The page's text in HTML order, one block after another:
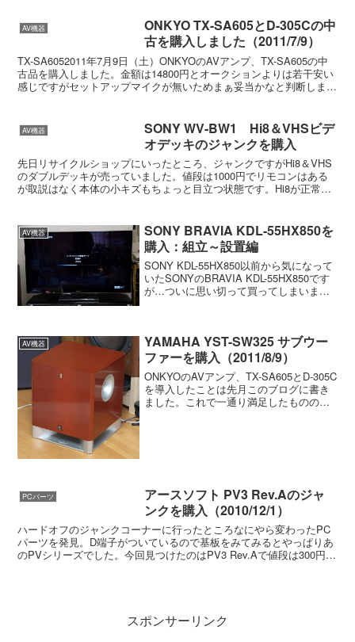
AV機器
ONKYO TX-SA605とD-305Cの中
古を購入しました（2011/7/9）
TX-SA6052011年7月9日（土）ONKYOのAVアンプ、TX-SA605の中
古品を購入しました。金額は14800円とオークションよりは若干安い
感じですがセットアップマイクが無いためまぁ妥当かなと判断しまし
AV機器
SONY WV-BW1 Hi8＆VHSビデ
オデッキのジャンクを購入
先日リサイクルショップにいったところ、ジャンクですがHi8＆VHS
のダブルデッキが売っていました。値段は1000円でリモコンはある
が取説はなく本体の小キズもちょっと目立つ状態です。Hi8が正常な
AV機器
SONY BRAVIA KDL-55HX850を
購入：組立～設置編
SONY KDL-55HX850以前から気になって
いたSONYのBRAVIA KDL-55HX850です
が…ついに思い切って買ってしまいまし
AV機器
YAMAHA YST-SW325 サブウー
ファーを購入（2011/8/9）
ONKYOのAVアンプ、TX-SA605とD-305C
を導入したことは先月このブログに書き
ました。これで一通り満足したもののや
PCパーツ
アースソフト PV3 Rev.Aのジャ
ンクを購入（2010/12/1）
ハードオフのジャンクコーナーに行ったところなにやら変わったPC
パーツを発見。D端子がついているので基板をみてみるとやっぱりあ
のPVシリーズでした。今回見つけたのはPV3 Rev.Aで値段は300円で
スポンサーリンク